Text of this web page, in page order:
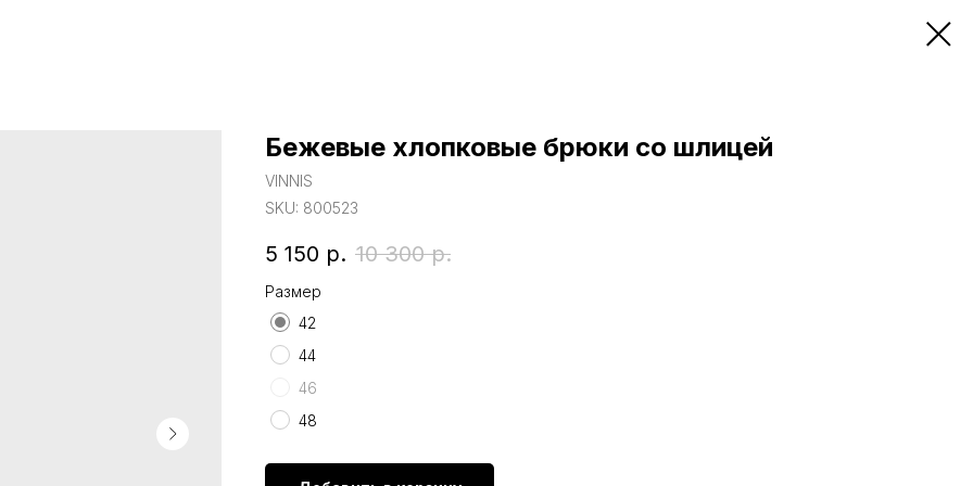
Бежевые хлопковые брюки со шлицей
VINNIS
SKU: 800523
5 150 р. 10 300 р.
Размер
42
44
46
48